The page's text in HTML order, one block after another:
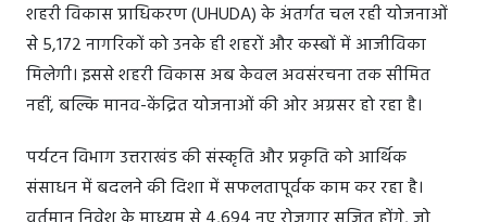
शहरी विकास प्राधिकरण (UHUDA) के अंतर्गत चल रही योजनाओं
से 5,172 नागरिकों को उनके ही शहरों और कस्बों में आजीविका
मिलेगी। इससे शहरी विकास अब केवल अवसंरचना तक सीमित
नहीं, बल्कि मानव-केंद्रित योजनाओं की ओर अग्रसर हो रहा है।
पर्यटन विभाग उत्तराखंड की संस्कृति और प्रकृति को आर्थिक
संसाधन में बदलने की दिशा में सफलतापूर्वक काम कर रहा है।